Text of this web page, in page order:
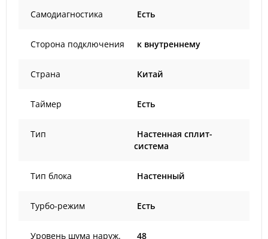
Самодиагностика Есть
Сторона подключения к внутреннему
Страна Китай
Таймер Есть
Тип
Настенная сплит-
система
Тип блока Настенный
Турбо-режим Есть
Уровень шума наруж. 48